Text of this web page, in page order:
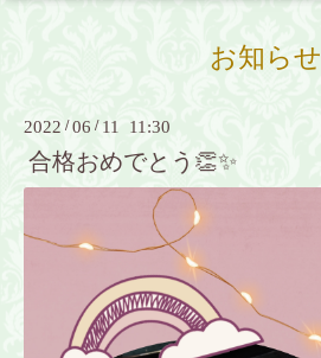
お知らせ
2022 /06 / 11 11:30
合格おめでとう👏✨